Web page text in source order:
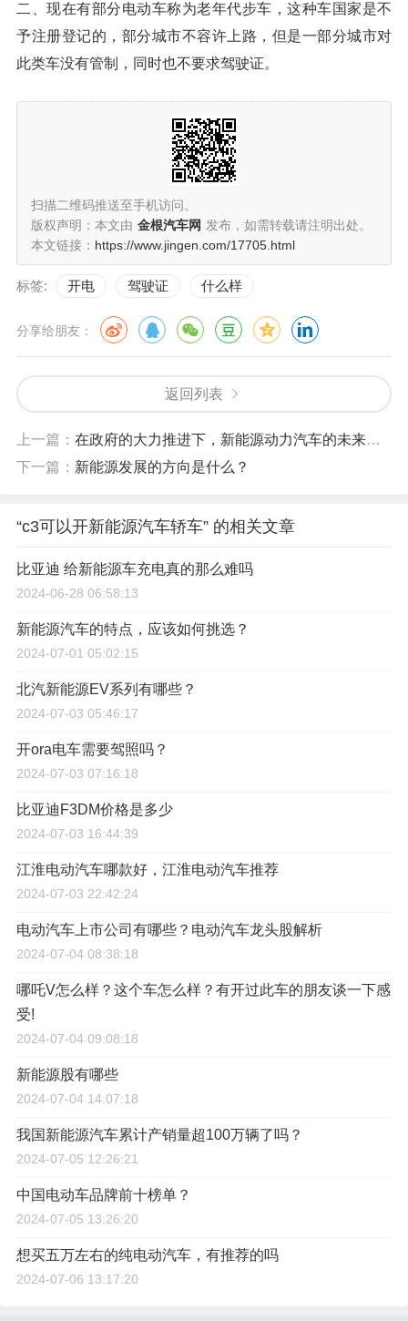
二、现在有部分电动车称为老年代步车，这种车国家是不
予注册登记的，部分城市不容许上路，但是一部分城市对
此类车没有管制，同时也不要求驾驶证。
扫描二维码推送至手机访问。
版权声明：本文由 金根汽车网 发布，如需转载请注明出处。
本文链接： https://www.jingen.com/17705.html
标签: 开电 驾驶证 什么样
分享给朋友：
返回列表
上一篇： 在政府的大力推进下，新能源动力汽车的未来有什么发展趋势
下一篇： 新能源发展的方向是什么？
“c3可以开新能源汽车轿车” 的相关文章
比亚迪 给新能源车充电真的那么难吗
2024-06-28 06:58:13
新能源汽车的特点，应该如何挑选？
2024-07-01 05:02:15
北汽新能源EV系列有哪些？
2024-07-03 05:46:17
开ora电车需要驾照吗？
2024-07-03 07:16:18
比亚迪F3DM价格是多少
2024-07-03 16:44:39
江淮电动汽车哪款好，江淮电动汽车推荐
2024-07-03 22:42:24
电动汽车上市公司有哪些？电动汽车龙头股解析
2024-07-04 08:38:18
哪吒V怎么样？这个车怎么样？有开过此车的朋友谈一下感
受!
2024-07-04 09:08:18
新能源股有哪些
2024-07-04 14:07:18
我国新能源汽车累计产销量超100万辆了吗？
2024-07-05 12:26:21
中国电动车品牌前十榜单？
2024-07-05 13:26:20
想买五万左右的纯电动汽车，有推荐的吗
2024-07-06 13:17:20